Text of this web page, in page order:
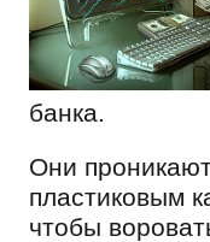
банка.
Они
пластиковым
чтобы